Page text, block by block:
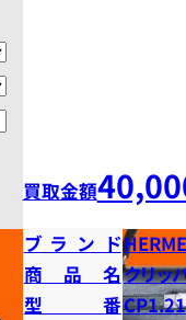
買取金額
ブランド
商品名クリッ
型番